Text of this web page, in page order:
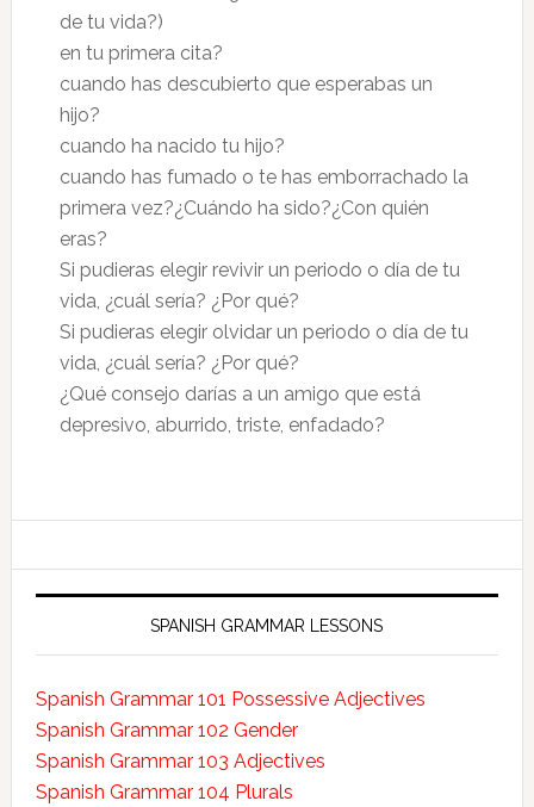
de tu vida?)
en tu primera cita?
cuando has descubierto que esperabas un
hijo?
cuando ha nacido tu hijo?
cuando has fumado o te has emborrachado la
primera vez?¿Cuándo ha sido?¿Con quién
eras?
Si pudieras elegir revivir un periodo o día de tu
vida, ¿cuál sería? ¿Por qué?
Si pudieras elegir olvidar un periodo o día de tu
vida, ¿cuál sería? ¿Por qué?
¿Qué consejo darías a un amigo que está
depresivo, aburrido, triste, enfadado?
SPANISH GRAMMAR LESSONS
Spanish Grammar 101 Possessive Adjectives
Spanish Grammar 102 Gender
Spanish Grammar 103 Adjectives
Spanish Grammar 104 Plurals